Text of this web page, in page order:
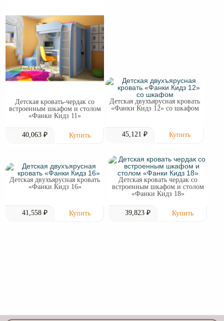
Детская кровать-чердак со
встроенным шкафом и столом
«Фанки Кидз 11»
40,063 ₽
Детская двухъярусная кровать
«Фанки Кидз 12» со шкафом
45,121 ₽
Детская двухъярусная кровать
«Фанки Кидз 16»
41,558 ₽
Детская кровать чердак со
встроенным шкафом и столом
«Фанки Кидз 18»
39,823 ₽